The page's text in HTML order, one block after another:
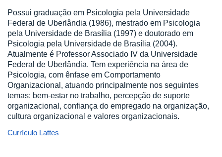
Possui graduação em Psicologia pela Universidade
Federal de Uberlândia (1986), mestrado em Psicologia
pela Universidade de Brasília (1997) e doutorado em
Psicologia pela Universidade de Brasília (2004).
Atualmente é Professor Associado IV da Universidade
Federal de Uberlândia. Tem experiência na área de
Psicologia, com ênfase em Comportamento
Organizacional, atuando principalmente nos seguintes
temas: bem-estar no trabalho, percepção de suporte
organizacional, confiança do empregado na organização,
cultura organizacional e valores organizacionais.
Currículo Lattes